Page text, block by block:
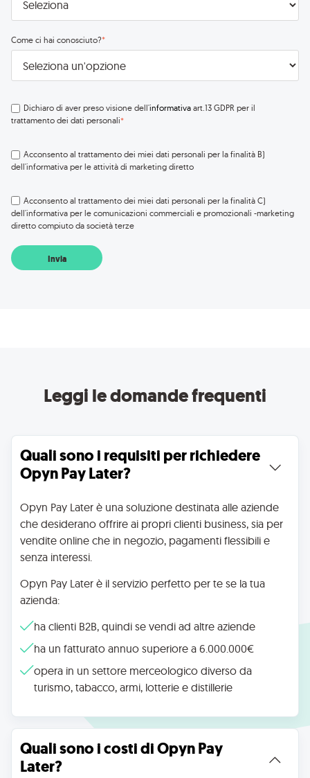
Come ci hai conosciuto?*
Dichiaro di aver preso visione dell'informativaart.13 GDPR per il
trattamento dei dati personali*
Acconsento al trattamento dei miei dati personali per la finalità B)
dell'informativa per le attività di marketing diretto
Acconsento al trattamento dei miei dati personali per la finalità C)
dell'informativa per le comunicazioni commerciali e promozionali -marketing
diretto compiuto da società terze
Leggi le domande frequenti
Quali sono i requisiti per richiedere
Opyn Pay Later?
Opyn Pay Later è una soluzione destinata alle aziende
che desiderano offrire ai propri clienti business, sia per
vendite online che in negozio, pagamenti flessibili e
senza interessi.
Opyn Pay Later è il servizio perfetto per te se la tua
azienda:
ha clienti B2B, quindi se vendi ad altre aziende
ha un fatturato annuo superiore a 6.000.000€
opera in un settore merceologico diverso da
turismo, tabacco, armi, lotterie e distillerie
Quali sono i costi di Opyn Pay
Later?